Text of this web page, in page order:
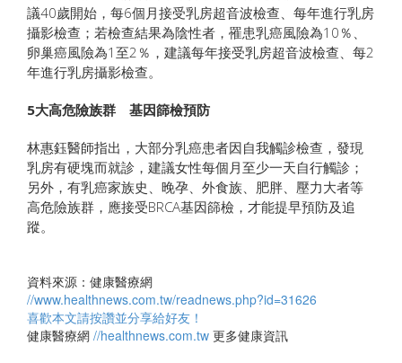
議40歲開始，每6個月接受乳房超音波檢查、每年進行乳房
攝影檢查；若檢查結果為陰性者，罹患乳癌風險為10％、
卵巢癌風險為1至2％，建議每年接受乳房超音波檢查、每2
年進行乳房攝影檢查。
5大高危險族群 基因篩檢預防
林惠鈺醫師指出，大部分乳癌患者因自我觸診檢查，發現
乳房有硬塊而就診，建議女性每個月至少一天自行觸診；
另外，有乳癌家族史、晚孕、外食族、肥胖、壓力大者等
高危險族群，應接受BRCA基因篩檢，才能提早預防及追
蹤。
資料來源：健康醫療網
//www.healthnews.com.tw/readnews.php?id=31626
喜歡本文請按讚並分享給好友！
健康醫療網 //healthnews.com.tw 更多健康資訊